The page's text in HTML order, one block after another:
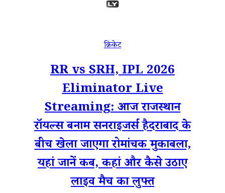
क्रिकेट
RR vs SRH, IPL 2026
Eliminator Live
Streaming: आज राजस्थान
रॉयल्स बनाम सनराइजर्स हैदराबाद के
बीच खेला जाएगा रोमांचक मुकाबला,
यहां जानें कब, कहां और कैसे उठाए
लाइव मैच का लुफ्त